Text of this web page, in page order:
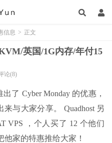
信息 > 正文
英国/1G内存/年付15
论(8)
了 Cyber Monday 的优惠，
与大家分享。 Quadhost 另
VPS ，个人买了 12 个他们
他家的特惠推给大家！